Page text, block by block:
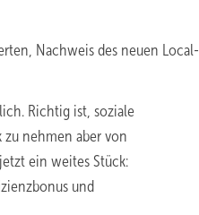
Nachweis des neuen Local-
Richtig ist, soziale
nehmen aber von
ein weites Stück:
und